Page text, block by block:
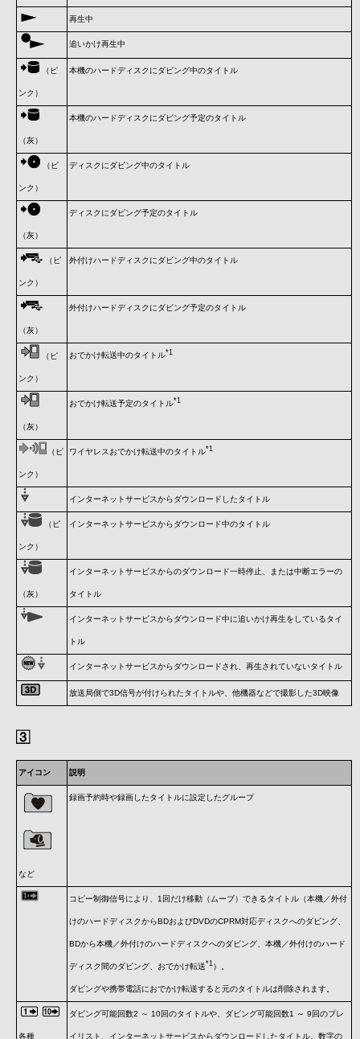
再生中
追いかけ再生中
（ピ
ンク）
本機のハードディスクにダビング中のタイトル
（灰）
本機のハードディスクにダビング予定のタイトル
（ピ
ンク）
ディスクにダビング中のタイトル
（灰）
ディスクにダビング予定のタイトル
（ピ
ンク）
外付けハードディスクにダビング中のタイトル
（灰）
外付けハードディスクにダビング予定のタイトル
（ピ
ンク）
おでかけ転送中のタイトル*1
（灰）
おでかけ転送予定のタイトル*1
（ピ
ンク）
ワイヤレスおでかけ転送中のタイトル*1
インターネットサービスからダウンロードしたタイトル
（ピ
ンク）
インターネットサービスからダウンロード中のタイトル
（灰）
インターネットサービスからのダウンロード一時停止、または中断エラーの
タイトル
インターネットサービスからダウンロード中に追いかけ再生をしているタイ
トル
インターネットサービスからダウンロードされ、再生されていないタイトル
放送局側で3D信号が付けられたタイトルや、他機器などで撮影した3D映像
アイコン 説明
など
録画予約時や録画したタイトルに設定したグループ
コピー制御信号により、1回だけ移動（ムーブ）できるタイトル（本機／外付
けのハードディスクからBDおよびDVDのCPRM対応ディスクへのダビング、
BDから本機／外付けのハードディスクへのダビング、本機／外付けのハード
ディスク間のダビング、おでかけ転送*1）。
ダビングや携帯電話におでかけ転送すると元のタイトルは削除されます。
各種
ダビング可能回数2 ～ 10回のタイトルや、ダビング可能回数1 ～ 9回のプレ
イリスト、インターネットサービスからダウンロードしたタイトル。数字の